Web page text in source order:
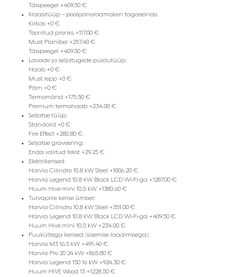
Täispeegel +409.50 €
Klaasitüüp – poolpanoraamaken tagaseinas:
Kirkas +0 €
Toonitud pronks +117.00 €
Must Planibel +257.40 €
Täispeegel +409.50 €
Lavade ja seljatugede puidutüüp:
Haab +0 €
Must lepp +0 €
Pärn +0 €
Termomänd +175.50 €
Premium termohaab +234.00 €
Seljatoe tüüp:
Standard +0 €
Fire Effect +280.80 €
Seljatoe graveering:
Enda valitud tekst +29.25 €
Elektrikerised:
Harvia Cilindro 10.8 kW Steel +1006.20 €
Harvia Legend 10.8 kW Black LCD Wi-Fi-ga +1287.00 €
Huum Hive mini 10.5 kW +1380.60 €
Turvapiire kerise ümber:
Harvia Cilindro 10.8 kW Steel +351.00 €
Harvia Legend 10.8 kW Black LCD Wi-Fi-ga +409.50 €
Huum Hive mini 10.5 kW +234.00 €
Puuküttega kerised (sisemise laadimisega):
Harvia M3 16.5 kW +491.40 €
Harvia Pro 20 24 kW +865.80 €
Harvia Legend 150 16 kW +924.30 €
Huum HIVE Wood 13 +1228.50 €